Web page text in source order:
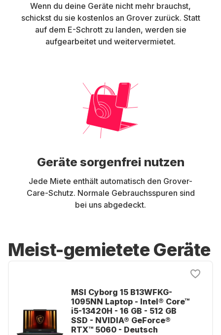
Wenn du deine Geräte nicht mehr brauchst,
schickst du sie kostenlos an Grover zurück. Statt
auf dem E-Schrott zu landen, werden sie
aufgearbeitet und weitervermietet.
Geräte sorgenfrei nutzen
Jede Miete enthält automatisch den Grover-
Care-Schutz. Normale Gebrauchsspuren sind
bei uns abgedeckt.
Meist-gemietete Geräte
MSI Cyborg 15 B13WFKG-
1095NN Laptop - Intel® Core™
i5-13420H - 16 GB - 512 GB
SSD - NVIDIA® GeForce®
RTX™ 5060 - Deutsch